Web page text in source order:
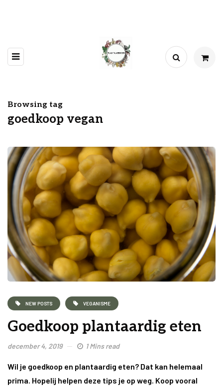
Browsing tag
goedkoop vegan
NEW POSTS VEGANISME
Goedkoop plantaardig eten
december 4, 2019 1 Mins read
Wil je goedkoop en plantaardig eten? Dat kan helemaal
prima. Hopelij helpen deze tips je op weg. Koop vooral